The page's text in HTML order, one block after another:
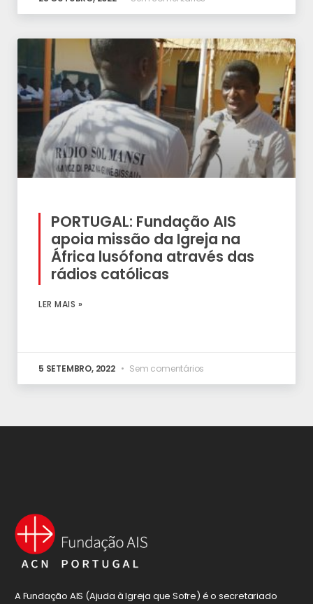
PORTUGAL: Fundação AIS
apoia missão da Igreja na
África lusófona através das
rádios católicas
LER MAIS »
5 SETEMBRO, 2022 Sem comentários
A Fundação AIS (Ajuda à Igreja que Sofre) é o secretariado